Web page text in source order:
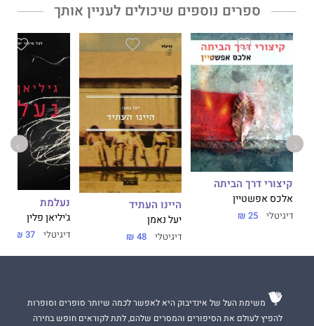
איך מרפאים לב שבורמעניק לנו ארגז כלים להתמודדות עם שברון
חדשה.
גיא וינש,שגדל בירושלים, הוא פסיכולוג מוסמך, סופר ומרצה,
שספריו תורגמו ל־ 22 שפות. שיחת ה־TED שלו: Why We All Need
to Practice Emotional First Aid, זכתה למיליוני צפיות.
ספרים נוספים שיכולים לעניין אותך
קיצורי דרך הביתה
אלכס אפשטיין
דיגיטלי 25 ₪
היינו העתיד
יעל נאמן
דיגיטלי 48 ₪
נעלמת
ג'יליאן פלין
דיגיטלי 37 ₪
משימת העל של אינדיבוק היא לאפשר לכמה שיותר סופרים וסופרות
להפיץ לעולם את הסיפורים והמסרים שלהם, לתת לקוראים חופש בחירה